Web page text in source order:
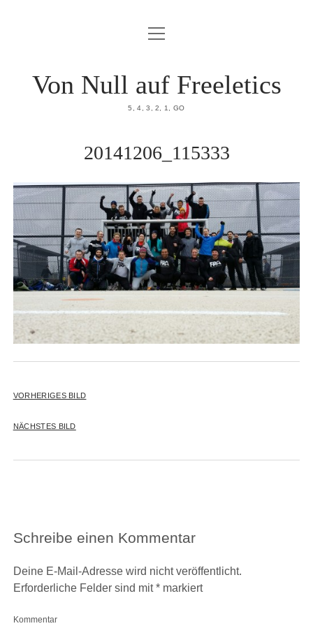
HOME
Menü
öffnen
Von Null auf Freeletics
5, 4, 3, 2, 1, GO
20141206_115333
VORHERIGES BILD
NÄCHSTES BILD
Schreibe einen Kommentar
Deine E-Mail-Adresse wird nicht veröffentlicht.
Erforderliche Felder sind mit*markiert
Kommentar